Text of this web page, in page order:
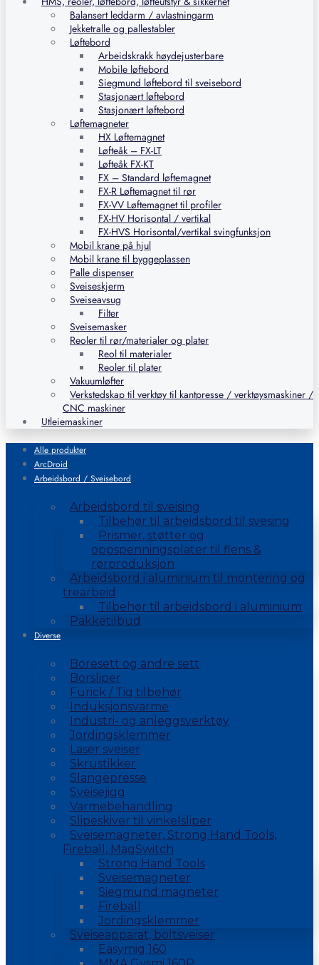
Balansert leddarm / avlastningarm
Jekketralle og pallestabler
Løftebord
Arbeidskrakk høydejusterbare
Mobile løftebord
Siegmund løftebord til sveisebord
Stasjonært løftebord
Stasjonært løftebord
Løftemagneter
HX Løftemagnet
Løfteåk – FX-LT
Løfteåk FX-KT
FX – Standard løftemagnet
FX-R Løftemagnet til rør
FX-VV Løftemagnet til profiler
FX-HV Horisontal / vertikal
FX-HVS Horisontal/vertikal svingfunksjon
Mobil krane på hjul
Mobil krane til byggeplassen
Palle dispenser
Sveiseskjerm
Sveiseavsug
Filter
Sveisemasker
Reoler til rør/materialer og plater
Reol til materialer
Reoler til plater
Vakuumløfter
Verkstedskap til verktøy til kantpresse / verktøysmaskiner /
CNC maskiner
Utleiemaskiner
Alle produkter
ArcDroid
Arbeidsbord / Sveisebord
Arbeidsbord til sveising
Tilbehør til arbeidsbord til svesing
Prismer, støtter og
oppspenningsplater til flens &
rørproduksjon
Arbeidsbord i aluminium til montering og
trearbeid
Tilbehør til arbeidsbord i aluminium
Pakketilbud
Diverse
Boresett og andre sett
Borsliper
Furick / Tig tilbehør
Induksjonsvarme
Industri- og anleggsverktøy
Jordingsklemmer
Laser sveiser
Skrustikker
Slangepresse
Sveisejigg
Varmebehandling
Slipeskiver til vinkelsliper
Sveisemagneter, Strong Hand Tools,
Fireball, MagSwitch
Strong Hand Tools
Sveisemagneter
Siegmund magneter
Fireball
Jordingsklemmer
Sveiseapparat, boltsveiser
Easymig 160